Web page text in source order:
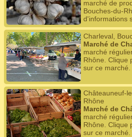
marché de
Bouches-du-
d'informations
Charleval,
Marché de
marché
Rhône. Clique
sur ce marché.
Châteauneuf-
Rhône
Marché de
marché
Rhône. Clique
sur ce marché.